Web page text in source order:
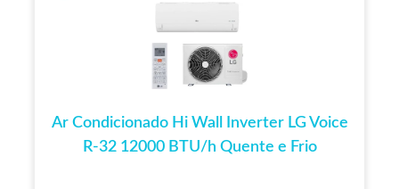
Ar Condicionado Hi Wall Inverter LG Voice
R-32 12000 BTU/h Quente e Frio